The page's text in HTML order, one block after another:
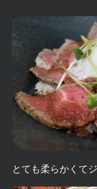
とても柔らかくて